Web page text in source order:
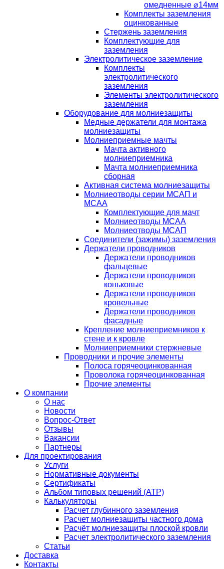
омедненные ⌀14мм
Комплекты заземления
оцинкованные
Стержень заземления
Комплектующие для
заземления
Электролитическое заземление
Комплекты
электролитического
заземления
Элементы электролитического
заземления
Оборудование для молниезащиты
Медные держатели для монтажа
молниезащиты
Молниеприемные мачты
Мачта активного
молниеприемника
Мачта молниеприемника
сборная
Активная система молниезащиты
Молниеотводы серии МСАП и
МСАА
Комплектующие для мачт
Молниеотводы МСАА
Молниеотводы МСАП
Соединители (зажимы) заземления
Держатели проводников
Держатели проводников
фальцевые
Держатели проводников
коньковые
Держатели проводников
кровельные
Держатели проводников
фасадные
Крепление молниеприемников к
стене и к кровле
Молниеприемники стержневые
Проводники и прочие элементы
Полоса горячеоцинкованная
Проволока горячеоцинкованная
Прочие элементы
О компании
О нас
Новости
Вопрос-Ответ
Отзывы
Вакансии
Партнеры
Для проектирования
Услуги
Нормативные документы
Сертификаты
Альбом типовых решений (АТР)
Калькуляторы
Расчет глубинного заземления
Расчет молниезащиты частного дома
Расчёт молниезащиты плоской кровли
Расчет электролитического заземления
Статьи
Доставка
Контакты